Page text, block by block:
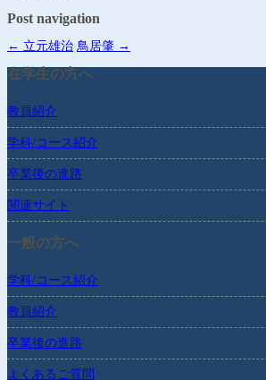
Post navigation
← 立元雄治 鳥居肇 →
在学生の方へ
教員紹介
学科/コース紹介
卒業後の進路
関連サイト
一般の方へ
学科/コース紹介
教員紹介
卒業後の進路
よくあるご質問